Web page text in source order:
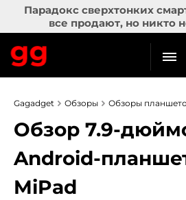
Парадокс сверхтонких
все продают, но никто
Gagadget Обзоры Обзоры
Обзор 7.9-
Android-
MiPad